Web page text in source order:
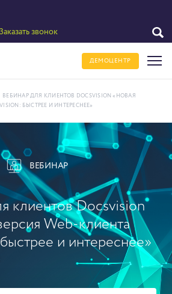
звонок
ДЕМОЦЕНТР
ВЕБИНАР ДЛЯ КЛИЕНТОВ DOCSVISION «НОВАЯ
БЫСТРЕЕ И ИНТЕРЕСНЕЕ»
ВЕБИНАР
клиентов Docsvision
Web-клиента
и интереснее»